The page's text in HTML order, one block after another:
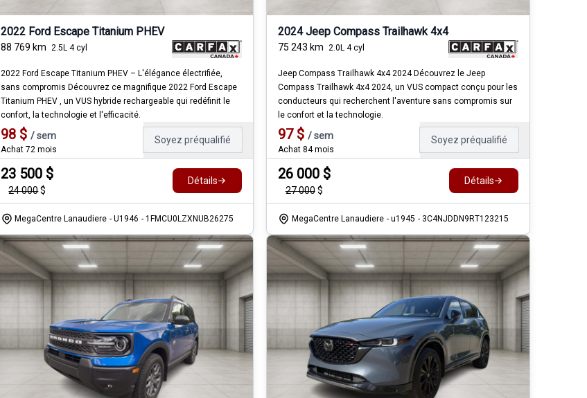
2022 Ford Escape Titanium PHEV
88 769 km 2.5L 4 cyl
2022 Ford Escape Titanium PHEV – L'élégance électrifiée,
sans compromis Découvrez ce magnifique 2022 Ford Escape
Titanium PHEV , un VUS hybride rechargeable qui redéfinit le
confort, la technologie et l'efficacité.
98 $ / sem
Achat 72 mois
Soyez préqualifié
23 500 $
24 000$
Détails
MegaCentre Lanaudiere - U1946 - 1FMCU0LZXNUB26275
2024 Jeep Compass Trailhawk 4x4
75 243 km 2.0L 4 cyl
Jeep Compass Trailhawk 4x4 2024 Découvrez le Jeep
Compass Trailhawk 4x4 2024, un VUS compact conçu pour les
conducteurs qui recherchent l'aventure sans compromis sur
le confort et la technologie.
97$ / sem
Achat 84 mois
Soyez préqualifié
26 000$
27 000$
Détails
MegaCentre Lanaudiere - u1945 - 3C4NJDDN9RT123215